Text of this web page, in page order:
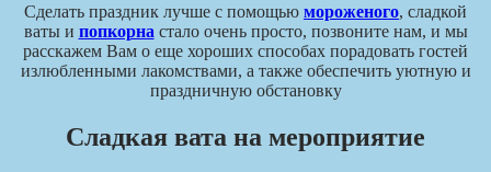
Сделать праздник лучше с помощью мороженого, сладкой
ваты и попкорна стало очень просто, позвоните нам, и мы
расскажем Вам о еще хороших способах порадовать гостей
излюбленными лакомствами, а также обеспечить уютную и
праздничную обстановку
Сладкая вата на мероприятие